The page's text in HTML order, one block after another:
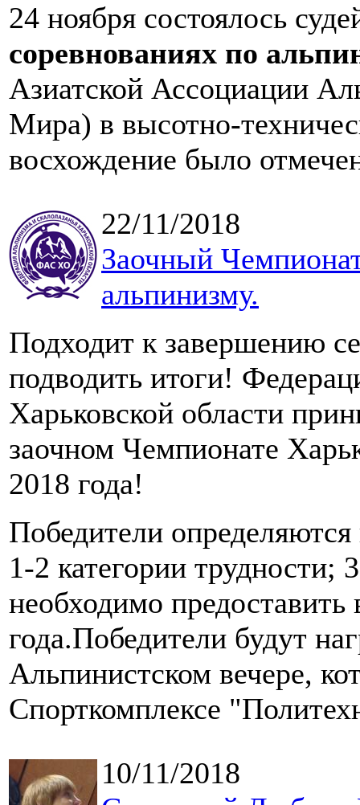
24 ноября состоялось
соревнованиях по
Азиатской Ассоциации
Мира) в высотно-
восхождение было
22/11/2018
Заочный
альпинизму.
Подходит к завершению
подводить итоги!
Харьковской области
заочном Чемпионате
2018 года!
Победители
1-2 категории трудности;
необходимо
года.Победители будут
Альпинистском вечере,
Спорткомплексе
10/11/2018